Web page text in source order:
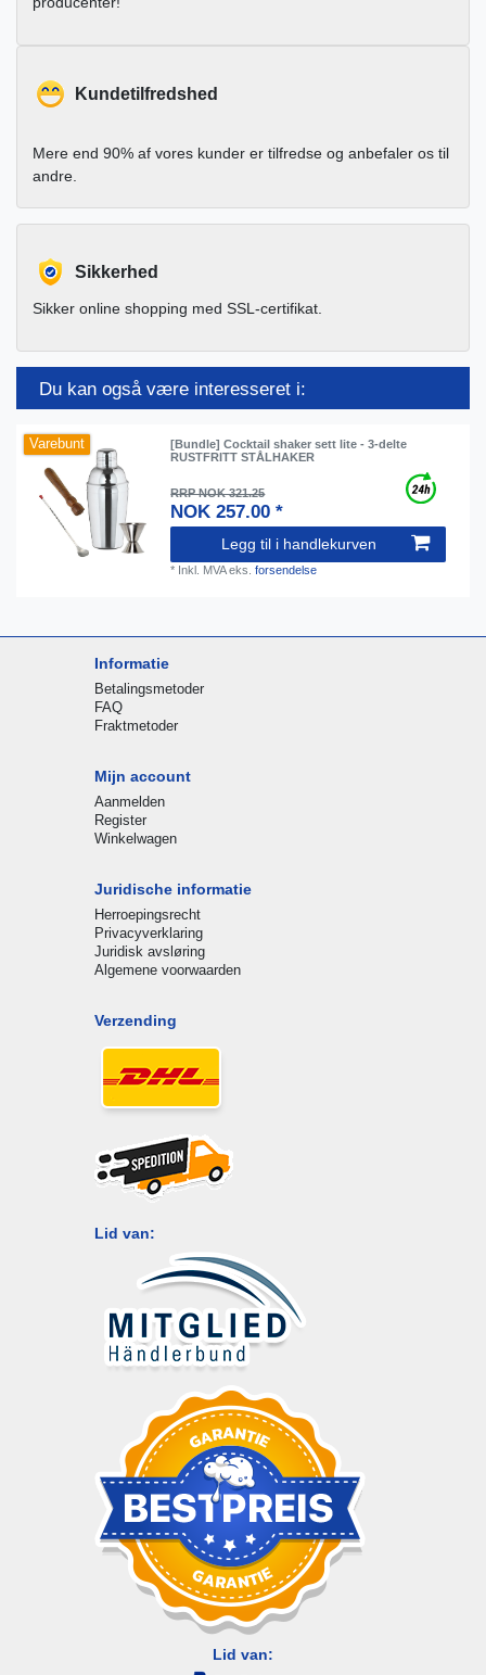
Kundetilfredshed
Mere end 90% af vores kunder er tilfredse og anbefaler os til
andre.
Sikkerhed
Sikker online shopping med SSL-certifikat.
Du kan også være interesseret i:
Varebunt
[Bundle] Cocktail shaker sett lite - 3-delte
RUSTFRITT STÅLHAKER
RRP NOK 321.25
NOK 257.00 *
Legg til i handlekurven
* Inkl. MVAeks.forsendelse
Informatie
Betalingsmetoder
FAQ
Fraktmetoder
Mijn account
Aanmelden
Register
Winkelwagen
Juridische informatie
Herroepingsrecht
Privacyverklaring
Juridisk avsløring
Algemene voorwaarden
Verzending
Lid van:
Lid van: